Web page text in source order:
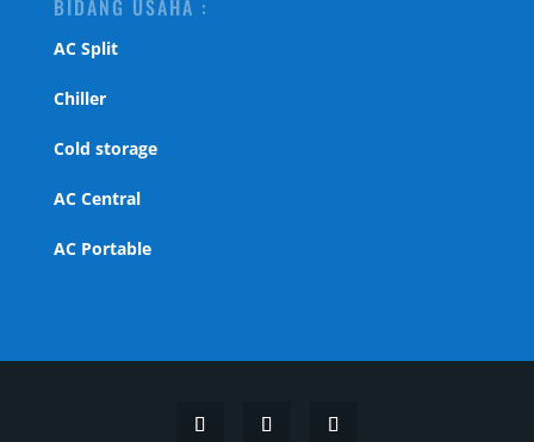
BIDANG USAHA :
AC Split
Chiller
Cold storage
AC Central
AC Portable